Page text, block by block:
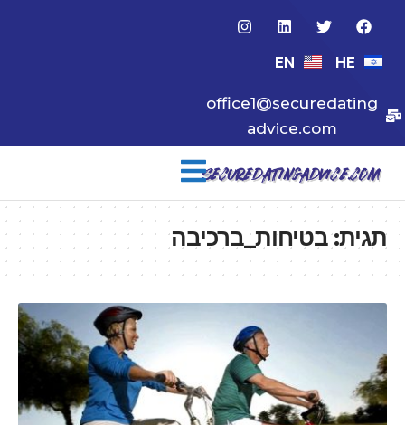
HE
EN
office1@securedating
advice.com
תגית:בטיחות_ברכיבה